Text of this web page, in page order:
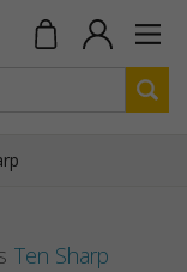
Ten Sharp